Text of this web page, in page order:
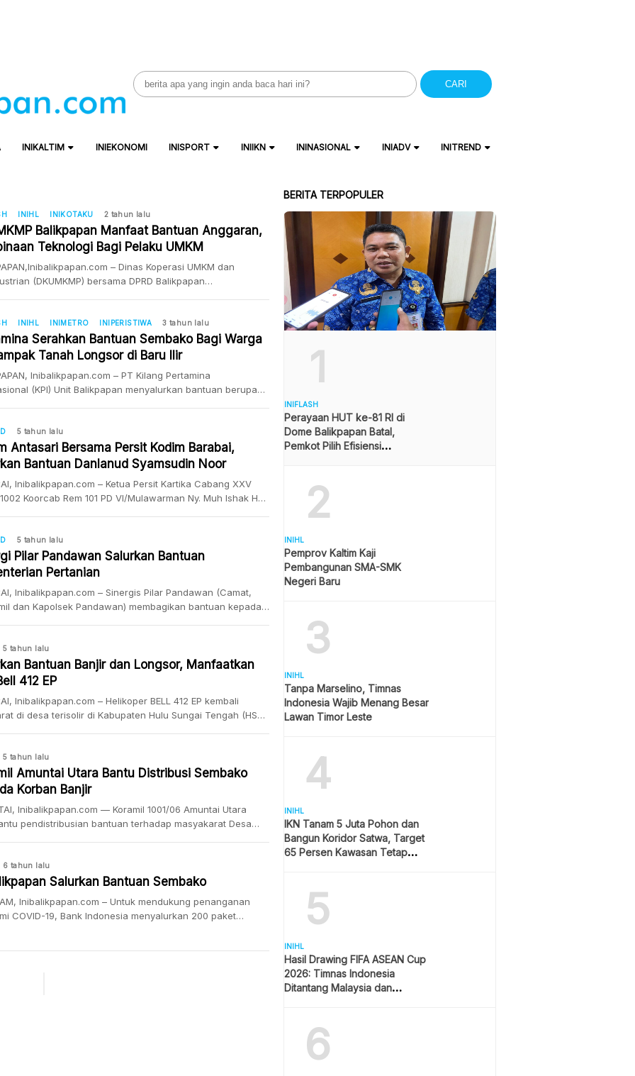
Search
for:
CARI
INIKALTIM INIEKONOMI INISPORT INIIKN ININASIONAL INIADV INITREND
INIHL INIKOTAKU 2 tahun lalu
Balikpapan Manfaat Bantuan Anggaran,
Teknologi Bagi Pelaku UMKM
– Dinas Koperasi UMKM dan
(DKUMKMP) bersama DPRD Balikpapan
yang berhubungan dengan pangan PAD, PKL dan
“DKUMKMP hanya mengusulkan berupa draf naskah
untuk kepentingan rencana pembangunan industri
ujar Kepala DKUMKMP Kota Balikpapan Heruressandy […]
INIHL INIMETRO INIPERISTIWA 3 tahun lalu
Serahkan Bantuan Sembako Bagi Warga
Tanah Longsor di Baru Ilir
Inibalikpapan.com – PT Kilang Pertamina
(KPI) Unit Balikpapan menyalurkan bantuan berupa
itu sebanyak 19 rumah mengalami rusak.
72 jiwa dalam 19 kepala keluarga ini terpaksa
baik menyewa hingga […]
5 tahun lalu
Antasari Bersama Persit Kodim Barabai,
Bantuan Danlanud Syamsudin Noor
Inibalikpapan.com – Ketua Persit Kartika Cabang XXV
Koorcab Rem 101 PD VI/Mulawarman Ny. Muh Ishak HB
Syansudin Nor untuk warga korban musibah banjir dan
di Kabupaten Hulu Sungai Tengah. Disampaikan
Persit Kartika Cabang […]
5 tahun lalu
Pilar Pandawan Salurkan Bantuan
Pertanian
Inibalikpapan.com – Sinergis Pilar Pandawan (Camat,
dan Kapolsek Pandawan) membagikan bantuan kepada
Matang Landing, Hilir Banua Kecamatan Pandawan
Hulu Sungai Tengah. H.Mukarram camat Pandawan
hari ini kita bersama Danramil 1001-05/Pandawan
5 tahun lalu
Bantuan Banjir dan Longsor, Manfaatkan
412 EP
Inibalikpapan.com – Helikoper BELL 412 EP kembali
di desa terisolir di Kabupaten Hulu Sungai Tengah (HST),
Hantakan Kabupaten Hulu Sungai Tengah salah satu
tersiolir akibat dampak musibah banjir dan tanah
Disampaikan oleh Dandim […]
5 tahun lalu
Amuntai Utara Bantu Distribusi Sembako
Korban Banjir
Inibalikpapan.com — Koramil 1001/06 Amuntai Utara
pendistribusian bantuan terhadap masyakarat Desa
Danramil Kapten Inf Mahmud Dalli mengatakan
sembako akan diberikan langsung kepada para
1001-06/Amuntai […]
6 tahun lalu
Salurkan Bantuan Sembako
Inibalikpapan.com – Untuk mendukung penanganan
COVID-19, Bank Indonesia menyalurkan 200 paket
BERITA TERPOPULER
1
INIFLASH
Perayaan HUT ke-81 RI di
Dome Balikpapan Batal,
Pemkot Pilih Efisiensi
2
INIHL
Pemprov Kaltim Kaji
Pembangunan SMA-SMK
Negeri Baru
3
INIHL
Tanpa Marselino, Timnas
Indonesia Wajib Menang Besar
Lawan Timor Leste
4
INIHL
IKN Tanam 5 Juta Pohon dan
Bangun Koridor Satwa, Target
65 Persen Kawasan Tetap
5
INIHL
Hasil Drawing FIFA ASEAN Cup
2026: Timnas Indonesia
Ditantang Malaysia dan
6